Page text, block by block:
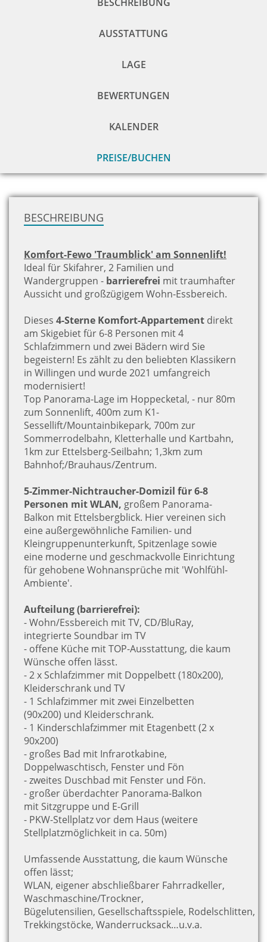
AUSSTATTUNG
LAGE
BEWERTUNGEN
KALENDER
PREISE/BUCHEN
BESCHREIBUNG
Komfort-Fewo 'Traumblick' am Sonnenlift!
Ideal für Skifahrer, 2 Familien und
Wandergruppen - barrierefrei mit traumhafter
Aussicht und großzügigem Wohn-Essbereich.
Dieses 4-Sterne Komfort-Appartement direkt
am Skigebiet für 6-8 Personen mit 4
Schlafzimmern und zwei Bädern wird Sie
begeistern! Es zählt zu den beliebten Klassikern
in Willingen und wurde 2021 umfangreich
modernisiert!
Top Panorama-Lage im Hoppecketal, - nur 80m
zum Sonnenlift, 400m zum K1-
Sessellift/Mountainbikepark, 700m zur
Sommerrodelbahn, Kletterhalle und Kartbahn,
1km zur Ettelsberg-Seilbahn; 1,3km zum
Bahnhof;/Brauhaus/Zentrum.
5-Zimmer-Nichtraucher-Domizil für 6-8
Personen mit WLAN, großem Panorama-
Balkon mit Ettelsbergblick. Hier vereinen sich
eine außergewöhnliche Familien- und
Kleingruppenunterkunft, Spitzenlage sowie
eine moderne und geschmackvolle Einrichtung
für gehobene Wohnansprüche mit 'Wohlfühl-
Ambiente'.
Aufteilung (barrierefrei):
- Wohn/Essbereich mit TV, CD/BluRay,
integrierte Soundbar im TV
- offene Küche mit TOP-Ausstattung, die kaum
Wünsche offen lässt.
- 2 x Schlafzimmer mit Doppelbett (180x200),
Kleiderschrank und TV
- 1 Schlafzimmer mit zwei Einzelbetten
(90x200) und Kleiderschrank.
- 1 Kinderschlafzimmer mit Etagenbett (2 x
90x200)
- großes Bad mit Infrarotkabine,
Doppelwaschtisch, Fenster und Fön
- zweites Duschbad mit Fenster und Fön.
- großer überdachter Panorama-Balkon
mit Sitzgruppe und E-Grill
- PKW-Stellplatz vor dem Haus (weitere
Stellplatzmöglichkeit in ca. 50m)
Umfassende Ausstattung, die kaum Wünsche
offen lässt;
WLAN, eigener abschließbarer Fahrradkeller,
Waschmaschine/Trockner,
Bügelutensilien, Gesellschaftsspiele, Rodelschlitten,
Trekkingstöcke, Wanderrucksack…u.v.a.